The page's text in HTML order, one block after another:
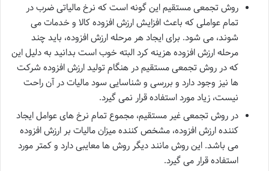
روش تجمعی مستقیم این گونه است که نرخ مالیاتی ضرب در
تمام عواملی که باعث افزایش ارزش افزوده کالا و خدمات می
شوند، می شود. برای ایجاد هر مرحله ارزش افزوده، باید چند
مرحله ارزش افزوده هزینه کرد البته خوب است بدانید به دلیل این
که در روش تجمعی مستقیم در هنگام تولید ارزش افزوده شرکت
ها نیز وجود دارد و بررسی و شناسایی سود مالیات در آن راحت
نیست، زیاد مورد استفاده قرار نمی گیرد.
در روش تجمعی غیر مستقیم، مجموع تمام نرخ های عوامل ایجاد
کننده ارزش افزوده، مشخص کننده میزان مالیات بر ارزش افزوده
می باشد. این روش مانند دیگر روش ها معایبی دارد و کمتر مورد
استفاده قرار می گیرد.